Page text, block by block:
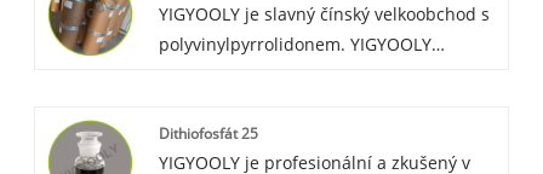
Turecka, Vietnamu, Ruska atd. YIGYOOLY
Isobutanol cena je konkurenceschopná,
YIGYOOLY je slavný čínský velkoobchod s
polyvinylpyrrolidonem. YIGYOOLY
cenu, poskytujeme zákazníkům také
zkušené služby.
Dithiofosfát 25
YIGYOOLY je profesionální a zkušený v